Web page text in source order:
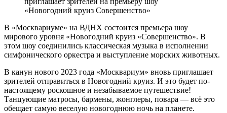
«Новогодний круиз Совершенство»
В «Москвариуме» на ВДНХ состоится премьера шоу
мирового уровня «Новогодний круиз «Совершенство». В
этом шоу соединились классическая музыка в исполнении
симфонического оркестра и выступление морских животных.
В канун нового 2023 года «Москвариум» вновь приглашает
зрителей отправиться в Новогодний круиз. И это будет по-
настоящему роскошное и незабываемое путешествие!
Танцующие матросы, бармены, жонглеры, повара — всё это
обещает самую веселую новогоднюю ночь на планете.